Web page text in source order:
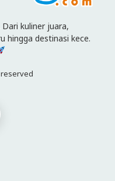
kuliner juara,
hingga destinasi kece.